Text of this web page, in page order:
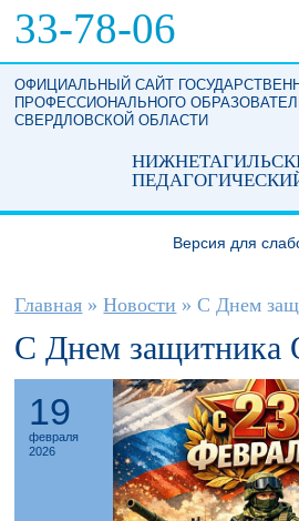
33-78-06
ОФИЦИАЛЬНЫЙ САЙТ
ПРОФЕССИОНАЛЬНОГО
СВЕРДЛОВСКОЙ ОБЛАСТИ
Версия для
Вы здесь
Главная » Новости » С Днем
С Днем защитника
19
февраля
2026